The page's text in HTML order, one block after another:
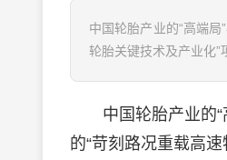
中国轮胎产业的“高端
轮胎关键技术及产业化”
中国轮胎产业的“
的“苛刻路况重载高